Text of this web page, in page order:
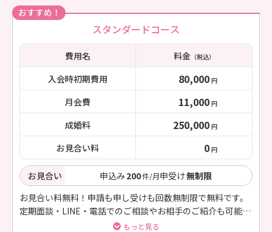
おすすめ！
スタンダードコース
費用名 料金（税込）
入会時初期費用 80,000 円
月会費 11,000 円
成婚料 250,000 円
お見合い料 0 円
お見合い 申込み200件/月申受け無制限
お見合い料無料！申請も申し受けも回数無制限で無料です。
定期面談・LINE・電話でのご相談やお相手のご紹介も可能で
もっと見る